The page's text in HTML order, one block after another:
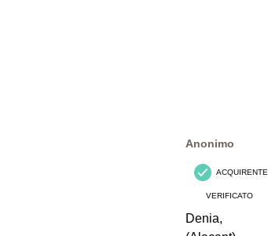
Anonimo
ACQUIRENTE
VERIFICATO
Denia,